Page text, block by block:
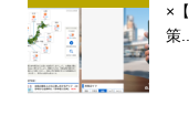
×
策...